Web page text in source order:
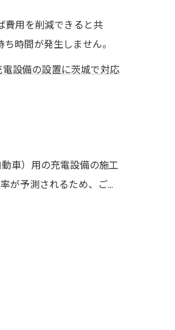
費用を削減できると共
時間が発生しません。
電設備の設置に茨城で対応
車）用の充電設備の施工
が予測されるため、ご…